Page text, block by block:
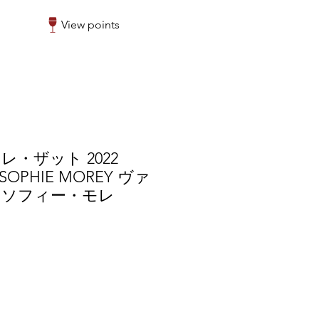
View points
・ザット 2022
MOREY ヴァ
フィー・モレ